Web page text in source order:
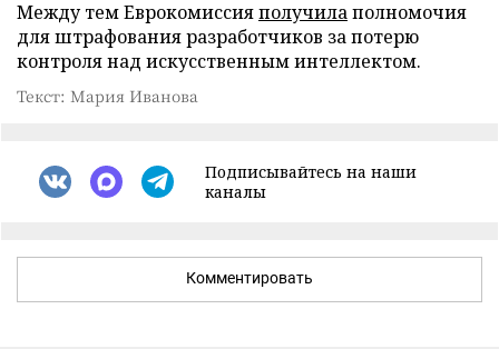
Между тем Еврокомиссияполучилаполномочия
для штрафования разработчиков за потерю
контроля над искусственным интеллектом.
Текст: Мария Иванова
Подписывайтесь на наши
каналы
Комментировать